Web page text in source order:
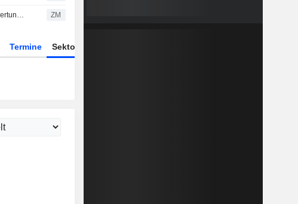
TRIP.COM GROUP LIMITED : Bewertung von Jefferies & Co. kaufen ZM
Termine Sektor